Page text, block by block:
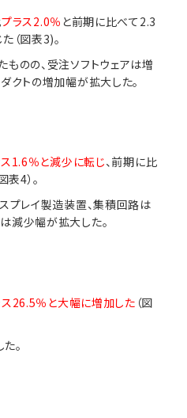
プラス2.0％ と前期に比べて2.3
（図表3)。
のの、受注ソフトウェアは増
クトの増加幅が拡大した。
1.6％と減少に転じ、前期に比
4）。
プレイ製造装置、集積回路は
減少幅が拡大した。
ス26.5％と大幅に増加した （図
。